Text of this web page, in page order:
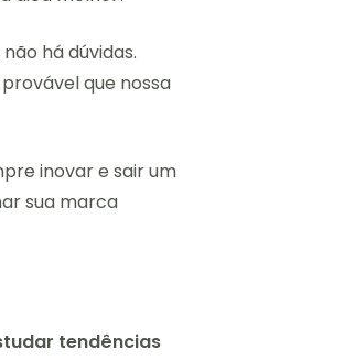
há dúvidas.
que nossa
inovar e sair um
sua marca
tendências